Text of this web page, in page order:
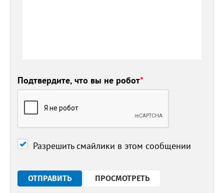
Подтвердите, что вы не робот*
Разрешить смайлики в этом сообщении